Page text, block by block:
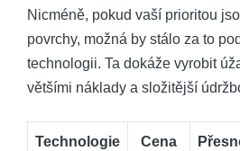
Nicméně, pokud vaší prioritou
povrchy, možná by stálo za to
technologii. Ta dokáže vyrobit
většími náklady a složitější
Technologie Cena